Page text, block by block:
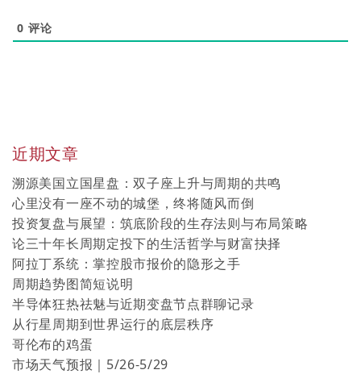
0 评论
近期文章
溯源美国立国星盘：双子座上升与周期的共鸣
心里没有一座不动的城堡，终将随风而倒
投资复盘与展望：筑底阶段的生存法则与布局策略
论三十年长周期定投下的生活哲学与财富抉择
阿拉丁系统：掌控股市报价的隐形之手
周期趋势图简短说明
半导体狂热祛魅与近期变盘节点群聊记录
从行星周期到世界运行的底层秩序
哥伦布的鸡蛋
市场天气预报｜5/26-5/29